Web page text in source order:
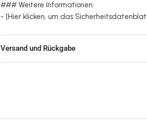
### Weitere Informationen:
- [Hier klicken, um das
Versand und Rückgabe